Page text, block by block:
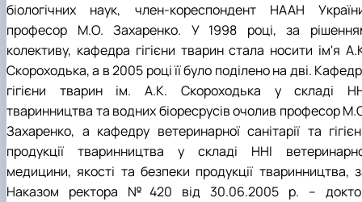
біологічних наук, член-кореспондент НААН
професор М.О. Захаренко. У 1998 році, за
колективу, кафедра гігієни тварин стала носити ім'я
Скороходька, а в 2005 році її було поділено на дві.
гігієни тварин ім. А.К. Скороходька у складі
тваринництва та водних біоресрусів очолив професор
Захаренко, а кафедру ветеринарної санітарії та
продукції тваринництва у складі ННІ
медицини, якості та безпеки продукції тваринництва,
Наказом ректора №420 від 30.06.2005 р. –